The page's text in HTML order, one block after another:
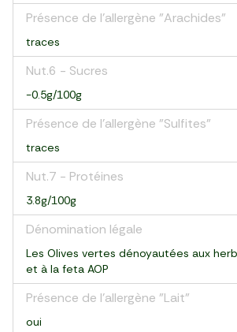
Présence de l'allergène "Arachides"
traces
Nut.6 - Sucres
-0.5g/100g
Présence de l'allergène "Sulfites"
traces
Nut.7 - Protéines
3.8g/100g
Dénomination légale
Les Olives vertes dénoyautées aux
et à la feta AOP
Présence de l'allergène "Lait"
oui